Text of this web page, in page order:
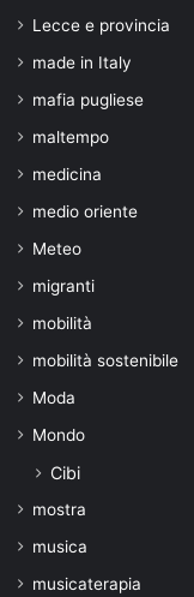
Lecce e provincia
made in Italy
mafia pugliese
maltempo
medicina
medio oriente
Meteo
migranti
mobilità
mobilità sostenibile
Moda
Mondo
Cibi
mostra
musica
musicaterapia